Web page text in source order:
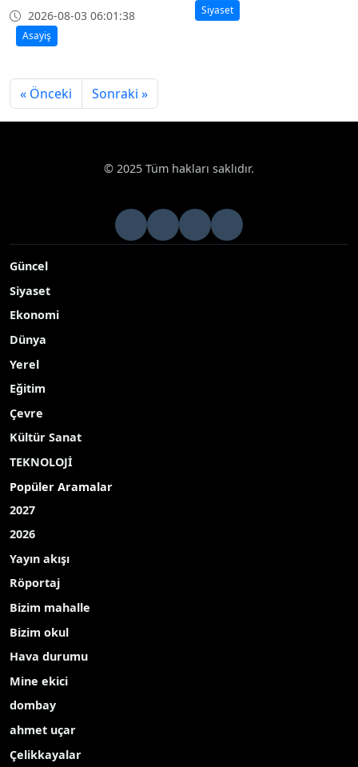
2026-08-03 06:01:38
Asayiş
Siyaset
« Önceki Sonraki »
© 2025 Tüm hakları saklıdır.
Güncel
Siyaset
Ekonomi
Dünya
Yerel
Eğitim
Çevre
Kültür Sanat
TEKNOLOJİ
Popüler Aramalar
2027
2026
Yayın akışı
Röportaj
Bizim mahalle
Bizim okul
Hava durumu
Mine ekici
dombay
ahmet uçar
Çelikkayalar